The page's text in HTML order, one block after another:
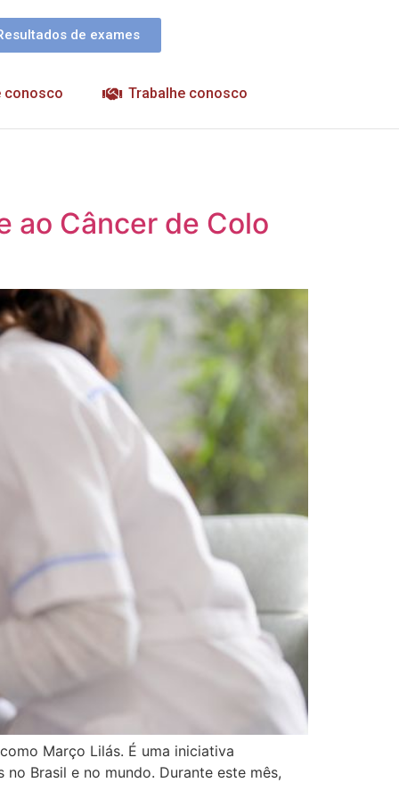
de exames
conosco Trabalhe conosco
ao Câncer de Colo
Março Lilás. É uma iniciativa
Brasil e no mundo. Durante este mês,